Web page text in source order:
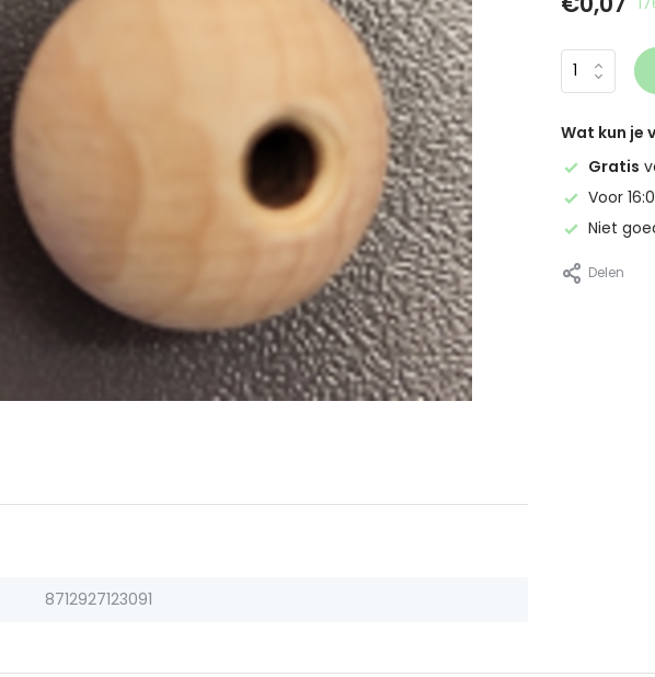
8712927123091
Wat kun je
Gratis
Voor
Niet
Delen